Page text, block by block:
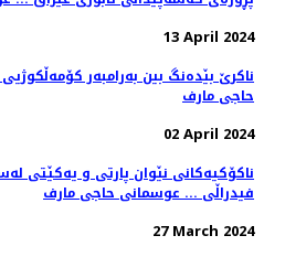
13 April 2024
ناکرێ بێدەنگ بین بەرامبەر
حاجی مارف
02 April 2024
ناکۆکیەکانی نێوان پارتی و یەکێتی
فیدراڵی ... عوسمانی حاجی مارف
27 March 2024